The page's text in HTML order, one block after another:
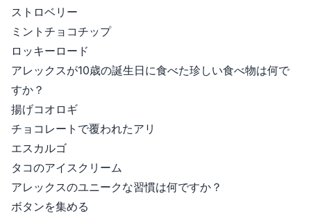
ストロベリー
ミントチョコチップ
ロッキーロード
アレックスが10歳の誕生日に食べた珍しい食べ物は何で
すか？
揚げコオロギ
チョコレートで覆われたアリ
エスカルゴ
タコのアイスクリーム
アレックスのユニークな習慣は何ですか？
ボタンを集める